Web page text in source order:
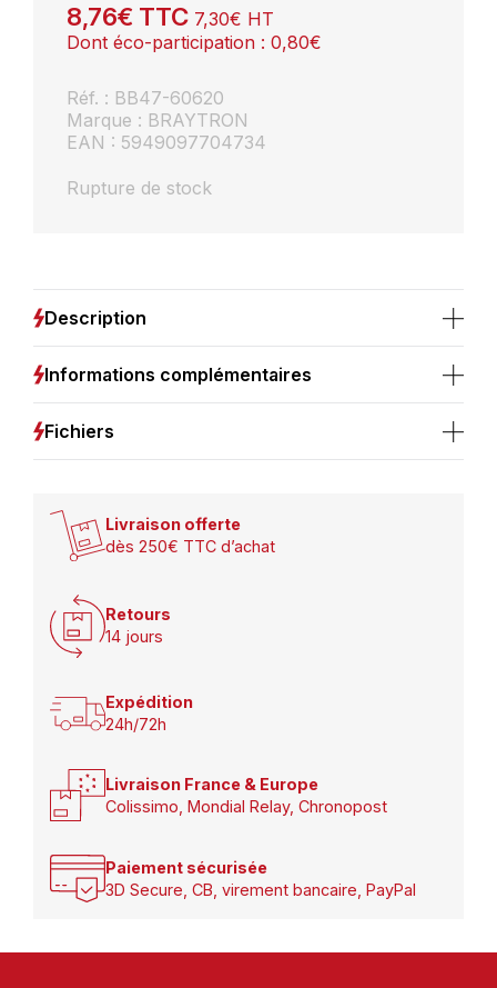
8,76€ TTC 7,30€ HT
Dont éco-participation : 0,80€
Réf. : BB47-60620
Marque : BRAYTRON
EAN : 5949097704734
Rupture de stock
Description
Informations complémentaires
Fichiers
Livraison offerte
dès 250€ TTC d’achat
Retours
14 jours
Expédition
24h/72h
Livraison France & Europe
Colissimo, Mondial Relay, Chronopost
Paiement sécurisée
3D Secure, CB, virement bancaire, PayPal